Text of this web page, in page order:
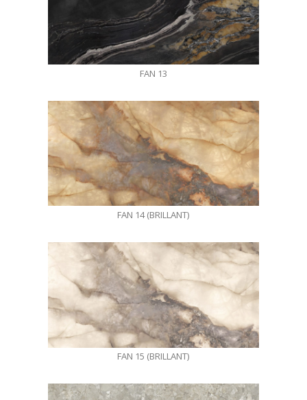
FAN 13
FAN 14 (BRILLANT)
FAN 15 (BRILLANT)